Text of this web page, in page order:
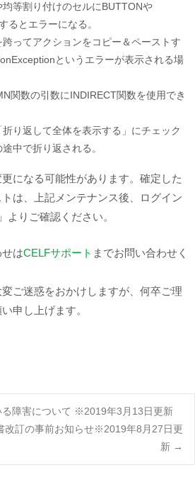
等割り付けのセルにBUTTONや
るとエラーになる。
ってアクションをコピー＆ペーストす
というエラーが表示される場
関数の引数にINDIRECT関数を使用でき
り返して全体を表示する」にチェック
中で折り返される。
になる可能性があります。確定した
は、上記メンテナンス後、ログイン
よりご確認ください。
はCELFサポート までお問い合わせく
ご迷惑をおかけしますが、何卒ご理
申し上げます。
る障害について ※2019年3月13日更新
改訂の事前お知らせ※2019年8月27日更
新 →